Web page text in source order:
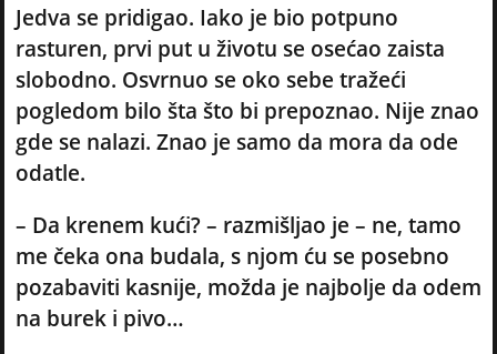
Jedva se pridigao. Iako je bio potpuno
rasturen, prvi put u životu se osećao zaista
slobodno. Osvrnuo se oko sebe tražeći
pogledom bilo šta što bi prepoznao. Nije znao
gde se nalazi. Znao je samo da mora da ode
odatle.
– Da krenem kući? – razmišljao je – ne, tamo
me čeka ona budala, s njom ću se posebno
pozabaviti kasnije, možda je najbolje da odem
na burek i pivo…